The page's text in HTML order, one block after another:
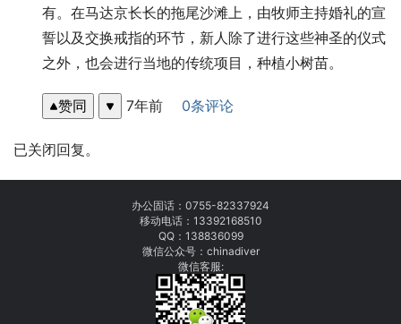
有。在马达京长长的拖尾沙滩上，由牧师主持婚礼的宣
誓以及交换戒指的环节，新人除了进行这些神圣的仪式
之外，也会进行当地的传统项目，种植小树苗。
赞同 7年前 0条评论
已关闭回复。
办公固话： 0755-82337924
移动电话： 13392168510
QQ：138836099
微信公众号：chinadiver
微信客服: